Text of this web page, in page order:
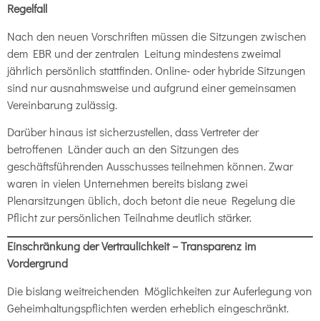
Regelfall
Nach den neuen Vorschriften müssen die Sitzungen zwischen
dem EBR und der zentralen Leitung mindestens zweimal
jährlich persönlich stattfinden. Online- oder hybride Sitzungen
sind nur ausnahmsweise und aufgrund einer gemeinsamen
Vereinbarung zulässig.
Darüber hinaus ist sicherzustellen, dass Vertreter der
betroffenen Länder auch an den Sitzungen des
geschäftsführenden Ausschusses teilnehmen können. Zwar
waren in vielen Unternehmen bereits bislang zwei
Plenarsitzungen üblich, doch betont die neue Regelung die
Pflicht zur persönlichen Teilnahme deutlich stärker.
Einschränkung der Vertraulichkeit – Transparenz im
Vordergrund
Die bislang weitreichenden Möglichkeiten zur Auferlegung von
Geheimhaltungspflichten werden erheblich eingeschränkt.